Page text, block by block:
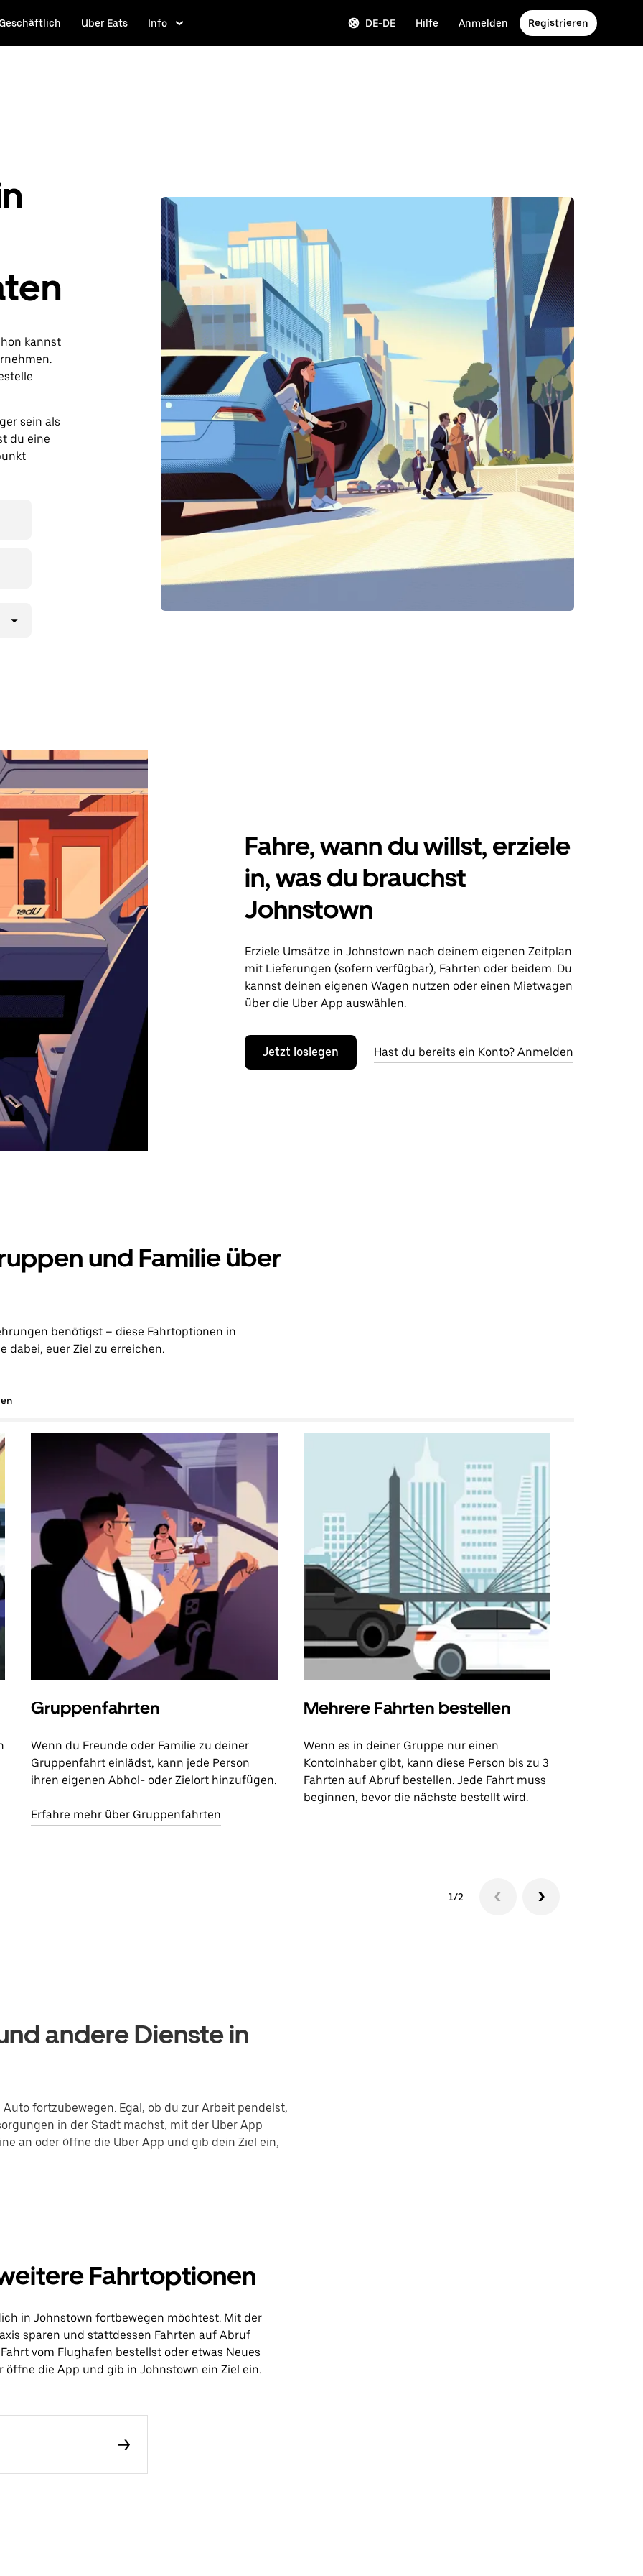
Uber Eats Info DE-DE Hilfe Anmelden Registrieren
kannst
sein als
du eine
Fahre, wann du willst, erziele
in, was du brauchst
Johnstown
Erziele Umsätze in Johnstown nach deinem eigenen Zeitplan
mit Lieferungen (sofern verfügbar), Fahrten oder beidem. Du
kannst deinen eigenen Wagen nutzen oder einen Mietwagen
über die Uber App auswählen.
Jetzt loslegen Hast du bereits ein Konto? Anmelden
und Familie über
benötigst – diese Fahrtoptionen in
dabei, euer Ziel zu erreichen.
Gruppenfahrten
Wenn du Freunde oder Familie zu deiner
Gruppenfahrt einlädst, kann jede Person
ihren eigenen Abhol- oder Zielort hinzufügen.
Erfahre mehr über Gruppenfahrten
Mehrere Fahrten bestellen
Wenn es in deiner Gruppe nur einen
Kontoinhaber gibt, kann diese Person bis zu 3
Fahrten auf Abruf bestellen. Jede Fahrt muss
beginnen, bevor die nächste bestellt wird.
1/2
andere Dienste in
fortzubewegen. Egal, ob du zur Arbeit pendelst,
in der Stadt machst, mit der Uber App
an oder öffne die Uber App und gib dein Ziel ein,
Fahrtoptionen
in Johnstown fortbewegen möchtest. Mit der
sparen und stattdessen Fahrten auf Abruf
vom Flughafen bestellst oder etwas Neues
die App und gib in Johnstown ein Ziel ein.